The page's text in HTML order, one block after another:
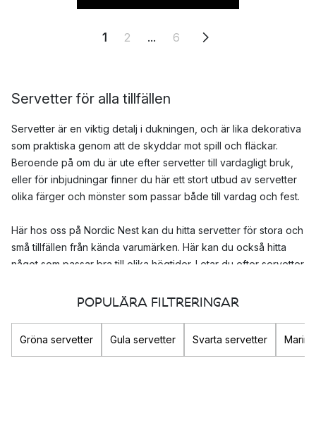
1 2 ... 6
Servetter för alla tillfällen
Servetter är en viktig detalj i dukningen, och är lika dekorativa
som praktiska genom att de skyddar mot spill och fläckar.
Beroende på om du är ute efter servetter till vardagligt bruk,
eller för inbjudningar finner du här ett stort utbud av servetter
olika färger och mönster som passar både till vardag och fest.
Här hos oss på Nordic Nest kan du hitta servetter för stora och
små tillfällen från kända varumärken. Här kan du också hitta
något som passar bra till olika högtider. Letar du efter servetter
Hos oss på Nordic Nest kan du finna ett stort urval av servetter
i olika material och design. Oavsett om du är ute efter mer
POPULÄRA FILTRERINGAR
Gröna servetter Gula servetter Svarta servetter